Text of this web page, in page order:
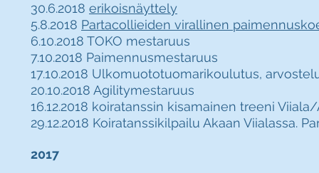
30.6.2018 erikoisnäyttely
5.8.2018 Partacollieiden virallinen
6.10.2018 TOKO mestaruus
7.10.2018 Paimennusmestaruus
17.10.2018 Ulkomuototuomarikoulutus,
20.10.2018 Agilitymestaruus
16.12.2018 koiratanssin kisamainen treeni
29.12.2018 Koiratanssikilpailu Akaan Viialassa.
2017